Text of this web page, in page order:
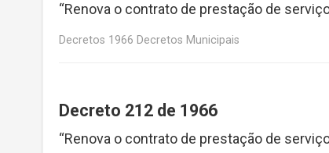
“Renova o contrato de prestação de
Decretos 1966 Decretos Municipais
Decreto 212 de 1966
“Renova o contrato de prestação de